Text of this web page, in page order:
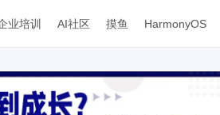
业培训 AI社区 摸鱼 HarmonyOS